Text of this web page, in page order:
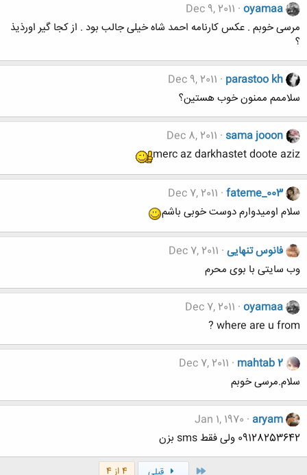
oyamaa
Dec 9, 2011
مرسی خوبم . عکس کارنامه احمد شاه خیلی جالب بود . از کجا گیر اورذیذ
؟
parastoo kh
Dec 9, 2011
سلاممم ممنون خوب هستین؟
sama jooon
Dec 8, 2011
merc az darkhastet doote aziz
fateme_003
Dec 7, 2011
سلام اومیدوارم دوست خوبی باشم
فانوس تنهایی Dec 7, 2011
وب سایتی با بوی محرم
oyamaa
Dec 7, 2011
where are u from ?
mahtab 2
Dec 7, 2011
سلام.مرسی خوبم
aryam
Jan 1, 1970
09128253642 ولی فقط sms بزن
اول 4 از 4